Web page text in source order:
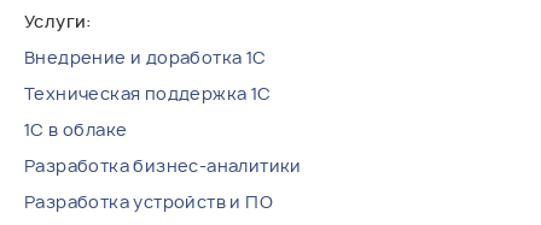
Внедрение и доработка 1С
Техническая поддержка 1С
1С в облаке
Разработка бизнес-аналитики
Разработка устройств и ПО